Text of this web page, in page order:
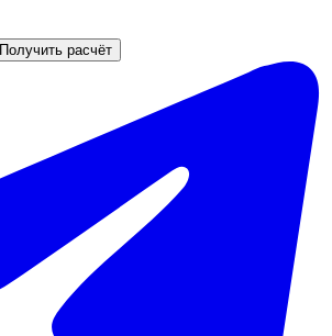
Получить расчёт